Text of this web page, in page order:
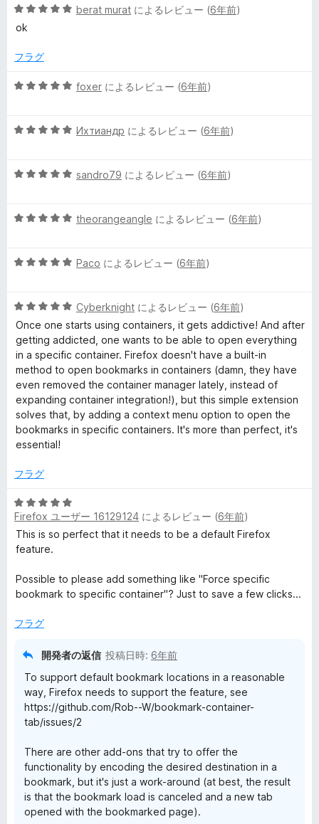
の
評
5
段
中
の
berat murat によるレビュー (6年前)
ok
フラグ
5
中
評
foxer によるレビュー (6年前)
5
中
評
Ихтиандр によるレビュー (6年前)
5
中
評
sandro79 によるレビュー (6年前)
5
中
評
価
theorangeangle によるレビュー (6年前)
5
中
5
の
評
価
Paco によるレビュー (6年前)
5
段
階
中
5
の
評
価
Cyberknight によるレビュー (6年前)
Once one starts using containers, it gets addictive! And after
getting addicted, one wants to be able to open everything
in a specific container. Firefox doesn't have a built-in
method to open bookmarks in containers (damn, they have
even removed the container manager lately, instead of
expanding container integration!), but this simple extension
solves that, by adding a context menu option to open the
bookmarks in specific containers. It's more than perfect, it's
essential!
フラグ
5
段
階
中
の
評
Firefox ユーザー 16129124 によるレビュー (6年前)
This is so perfect that it needs to be a default Firefox
feature.
Possible to please add something like "Force specific
bookmark to specific container"? Just to save a few clicks...
フラグ
開発者の返信 投稿日時: 6年前
To support default bookmark locations in a reasonable
way, Firefox needs to support the feature, see
https://github.com/Rob--W/bookmark-container-
tab/issues/2
There are other add-ons that try to offer the
functionality by encoding the desired destination in a
bookmark, but it's just a work-around (at best, the result
is that the bookmark load is canceled and a new tab
opened with the bookmarked page).